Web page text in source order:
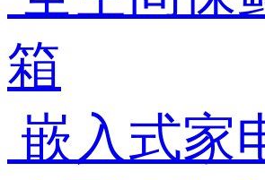
箱
嵌入式家